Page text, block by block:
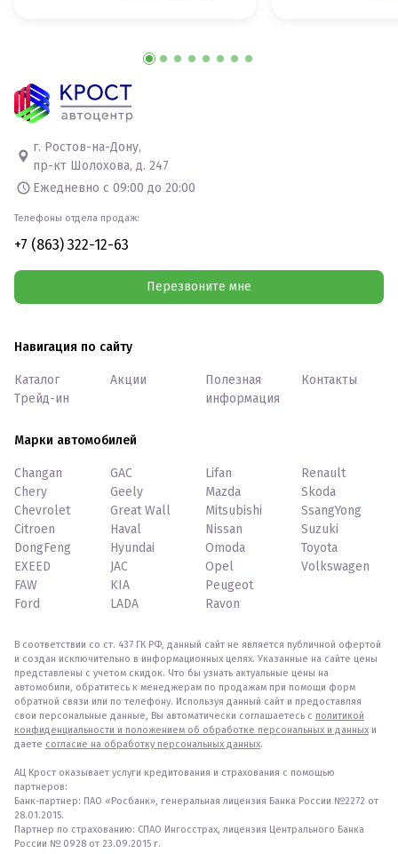
г. Ростов-на-Дону,
пр-кт Шолохова, д. 247
Ежедневно с 09:00 до 20:00
Телефоны отдела продаж:
+7 (863) 322-12-63
Перезвоните мне
Навигация по сайту
Каталог
Трейд-ин
Акции
Полезная
информация
Контакты
Марки автомобилей
Changan
Chery
Chevrolet
Citroen
DongFeng
EXEED
FAW
Ford
GAC
Geely
Great Wall
Haval
Hyundai
JAC
KIA
LADA
Lifan
Mazda
Mitsubishi
Nissan
Omoda
Opel
Peugeot
Ravon
Renault
Skoda
SsangYong
Suzuki
Toyota
Volkswagen
В соответствии со ст. 437 ГК РФ, данный сайт не является публичной офертой
и создан исключительно в информационных целях. Указанные на сайте цены
представлены с учетом скидок. Что бы узнать актуальные цены на
автомобили, обратитесь к менеджерам по продажам при помощи форм
обратной связи или по телефону. Используя данный сайт и предоставляя
свои персональные данные, Вы автоматически соглашаетесь с политикой
конфиденциальности и положением об обработке персональных и данных и
даете согласие на обработку персональных данных.
АЦ Крост оказывает услуги кредитования и страхования с помощью
партнеров:
Банк-партнер: ПАО «Росбанк», генеральная лицензия Банка России №2272 от
28.01.2015.
Партнер по страхованию: СПАО Ингосстрах, лицензия Центрального Банка
России № 0928 от 23.09.2015 г.